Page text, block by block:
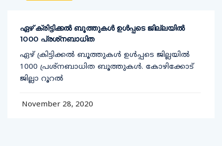
ഏഴ് ക്രിട്ടിക്കല്‍ ബൂത്തുകള്‍ ഉള്‍പ്പടെ ജില്ലയില്‍
1000 പ്രശ്‌നബാധിത
ഏഴ് ക്രിട്ടിക്കല്‍ ബൂത്തുകള്‍ ഉള്‍പ്പടെ ജില്ലയില്‍
1000 പ്രശ്‌നബാധിത ബൂത്തുകള്‍. കോഴിക്കോട്
ജില്ലാ റൂറല്‍
November 28, 2020